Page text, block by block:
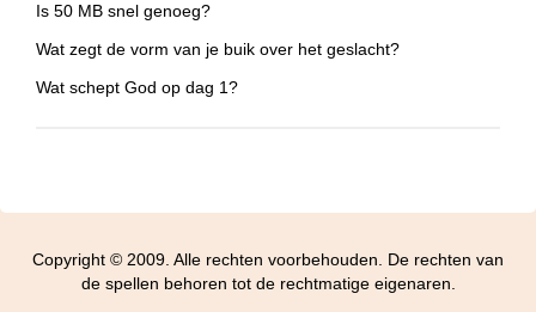
Is 50 MB snel genoeg?
Wat zegt de vorm van je buik over het geslacht?
Wat schept God op dag 1?
Copyright © 2009. Alle rechten voorbehouden. De rechten van
de spellen behoren tot de rechtmatige eigenaren.